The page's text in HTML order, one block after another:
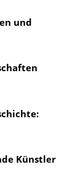
und
Künstler